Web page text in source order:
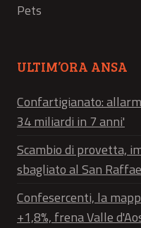
Pets
ULTIM’ORA ANSA
Confartigianato:
34 miliardi in 7 anni'
Scambio di provetta,
sbagliato al San
Confesercenti, la
+1,8%, frena Valle